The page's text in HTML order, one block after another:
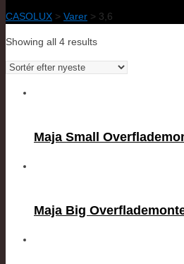
CASOLUX > Varer > 3,6
Showing all 4 results
Maja Small
Maja Big